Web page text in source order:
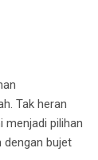
Tak heran
menjadi pilihan
bujet